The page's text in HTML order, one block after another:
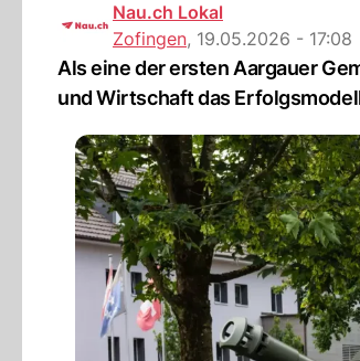
Nau.ch Lokal
Zofingen, 19.05.2026 - 17:08
Als eine der ersten Aargauer
und Wirtschaft das